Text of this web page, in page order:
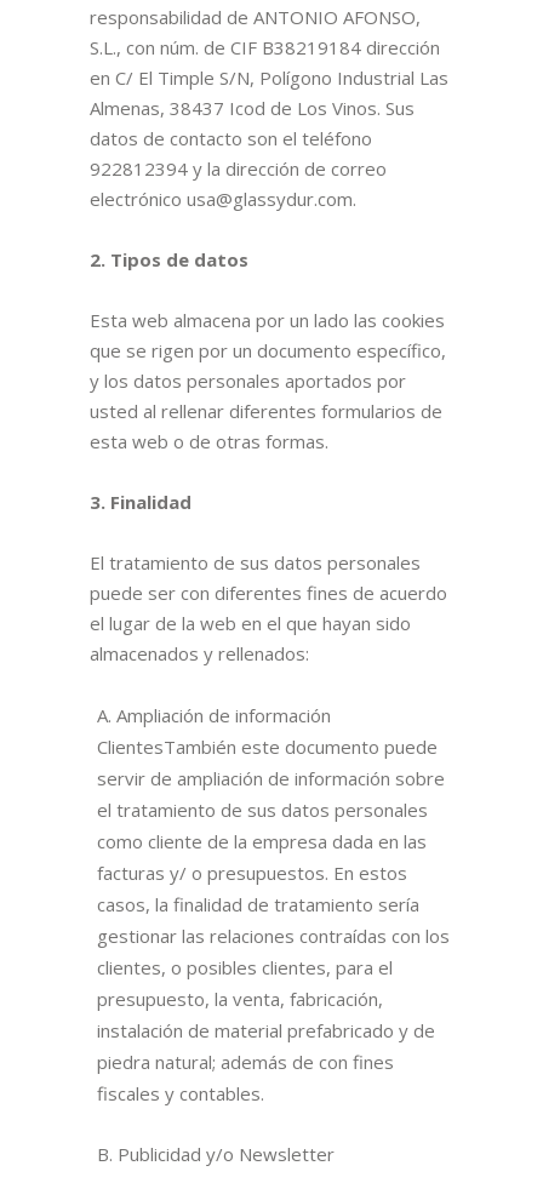
responsabilidad de ANTONIO AFONSO,
S.L., con núm. de CIF B38219184 dirección
en C/ El Timple S/N, Polígono Industrial Las
Almenas, 38437 Icod de Los Vinos. Sus
datos de contacto son el teléfono
922812394 y la dirección de correo
electrónico usa@glassydur.com.
2. Tipos de datos
Esta web almacena por un lado las cookies
que se rigen por un documento específico,
y los datos personales aportados por
usted al rellenar diferentes formularios de
esta web o de otras formas.
3. Finalidad
El tratamiento de sus datos personales
puede ser con diferentes fines de acuerdo
el lugar de la web en el que hayan sido
almacenados y rellenados:
A. Ampliación de información
ClientesTambién este documento puede
servir de ampliación de información sobre
el tratamiento de sus datos personales
como cliente de la empresa dada en las
facturas y/ o presupuestos. En estos
casos, la finalidad de tratamiento sería
gestionar las relaciones contraídas con los
clientes, o posibles clientes, para el
presupuesto, la venta, fabricación,
instalación de material prefabricado y de
piedra natural; además de con fines
fiscales y contables.
B. Publicidad y/o Newsletter